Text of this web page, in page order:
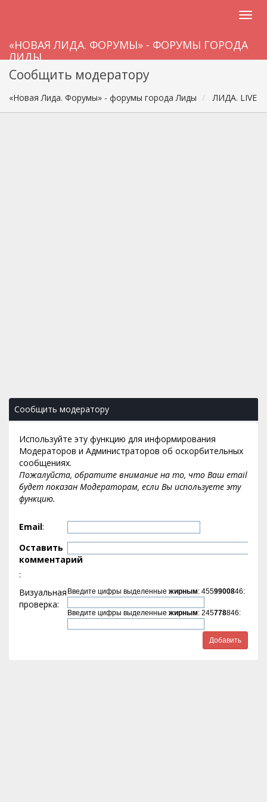
«НОВАЯ ЛИДА. ФОРУМЫ» - ФОРУМЫ ГОРОДА
ЛИДЫ
Сообщить модератору
«Новая Лида. Форумы» - форумы города Лиды ЛИДА. LIVE
Сообщить модератору
Используйте эту функцию для информирования
Модераторов и Администраторов об оскорбительных
сообщениях.
Пожалуйста, обратите внимание на то, что Ваш email
будет показан Модераторам, если Вы используете эту
функцию.
Email:
Оставить
комментарий
:
Визуальная
проверка:
Введите цифры выделенные жирным: 4559900846:
Введите цифры выделенные жирным: 245778846: